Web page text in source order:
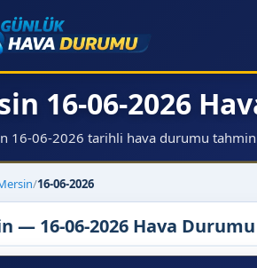
16-06-2026
16-06-2026 tarihli hava durumu
/16-06-2026
— 16-06-2026 Hava Durumu